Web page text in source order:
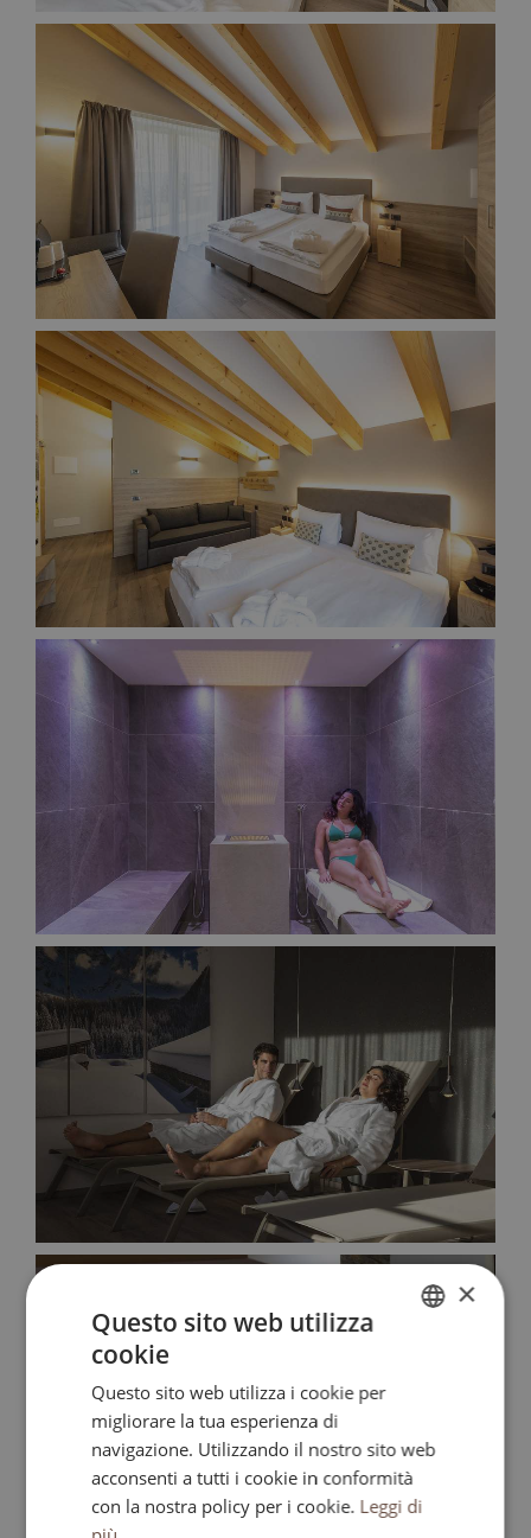
GERMAN
×
Questo sito web utilizza
cookie
Questo sito web utilizza i cookie per
migliorare la tua esperienza di
navigazione. Utilizzando il nostro sito web
acconsenti a tutti i cookie in conformità
con la nostra policy per i cookie. Leggi di